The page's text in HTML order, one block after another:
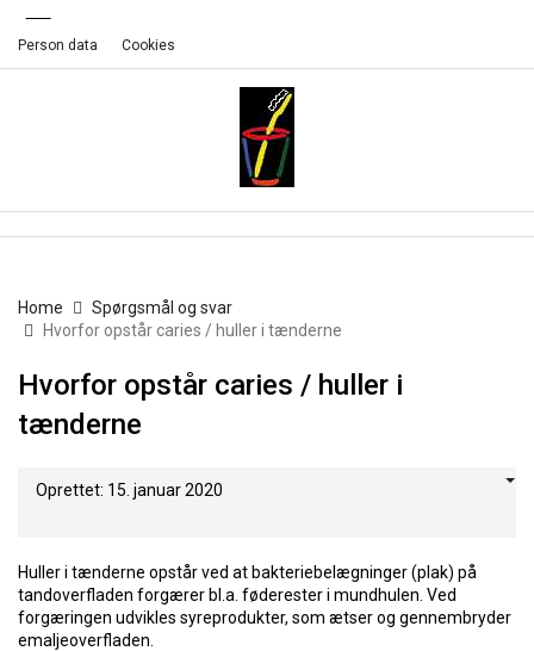
Person data Cookies
Home
Spørgsmål og svar
Hvorfor opstår caries / huller i tænderne
Hvorfor opstår caries / huller i
tænderne
Oprettet: 15. januar 2020
Huller i tænderne opstår ved at bakteriebelægninger (plak) på
tandoverfladen forgærer bl.a. føderester i mundhulen. Ved
forgæringen udvikles syreprodukter, som ætser og gennembryder
emaljeoverfladen.